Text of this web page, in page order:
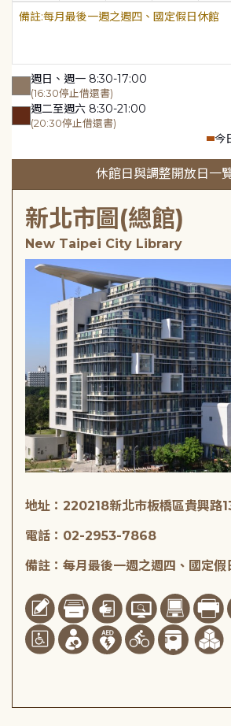
每月最後一週之週四、國定假日休館
週日、週一 8:30-17:00
(16:30停止借還書)
週二至週六 8:30-21:00
(20:30停止借還書)
今
休館日與調整開放日一
新北市圖(總館)
New Taipei City Library
地址：220218新北市板橋區貴興路
電話：02-2953-7868
備註：每月最後一週之週四、國定假